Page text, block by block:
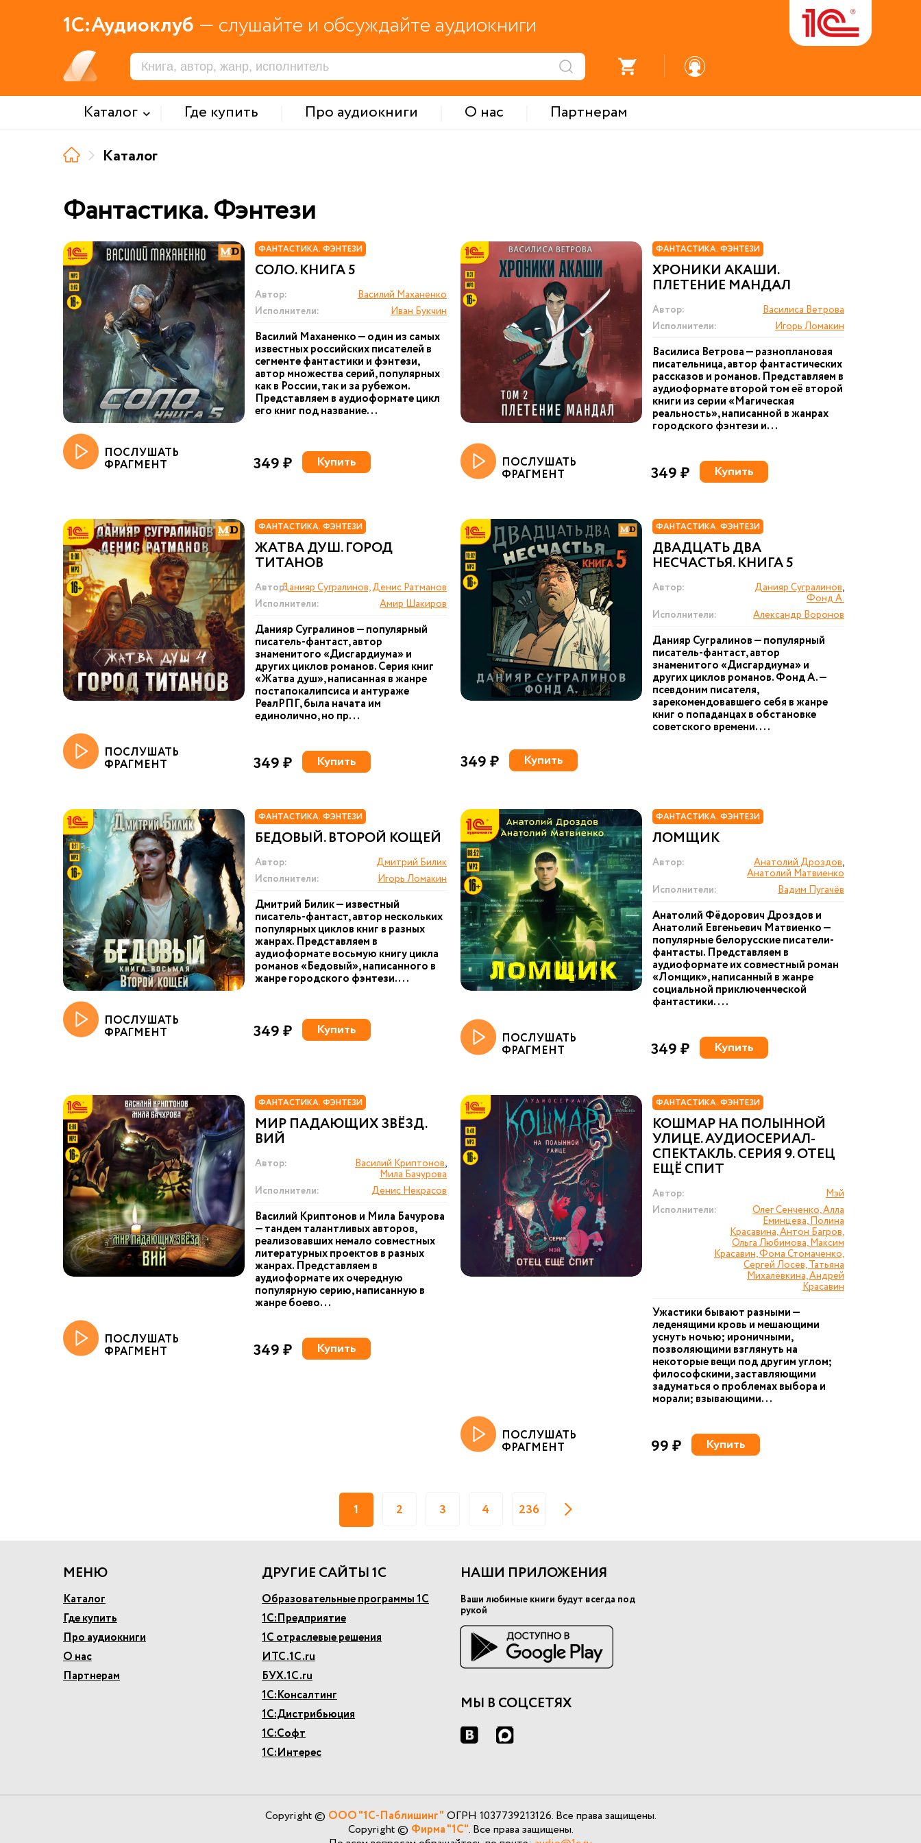
1С:Аудиоклуб — слушайте и обсуждайте аудиокниги
Каталог Где купить Про аудиокниги О нас
Партнерам
Каталог
Фантастика. Фэнтези
ФАНТАСТИКА. ФЭНТЕЗИ
СОЛО. КНИГА 5
Автор:
Василий Маханенко
Исполнители:
Иван Букчин
Василий Маханенко — один из самых
известных российских писателей в
сегменте фантастики и фэнтези,
автор множества серий, популярных
как в России, так и за рубежом.
Представляем в аудиоформате цикл
его книг под название...
ПОСЛУШАТЬ
ФРАГМЕНТ 349 ₽ Купить
ФАНТАСТИКА. ФЭНТЕЗИ
ХРОНИКИ АКАШИ.
ПЛЕТЕНИЕ МАНДАЛ
Автор:
Василиса Ветрова
Исполнители:
Игорь Ломакин
Василиса Ветрова — разноплановая
писательница, автор фантастических
рассказов и романов. Представляем в
аудиоформате второй том её второй
книги из серии «Магическая
реальность», написанной в жанрах
городского фэнтези и...
ПОСЛУШАТЬ
ФРАГМЕНТ 349 ₽ Купить
ФАНТАСТИКА. ФЭНТЕЗИ
ЖАТВА ДУШ. ГОРОД
ТИТАНОВ
Автор:Данияр Сугралинов, Денис Ратманов
Исполнители:
Амир Шакиров
Данияр Сугралинов — популярный
писатель-фантаст, автор
знаменитого «Дисгардиума» и
других циклов романов. Серия книг
«Жатва душ», написанная в жанре
постапокалипсиса и антураже
РеалРПГ, была начата им
единолично, но пр...
ПОСЛУШАТЬ
ФРАГМЕНТ 349 ₽ Купить
ФАНТАСТИКА. ФЭНТЕЗИ
ДВАДЦАТЬ ДВА
НЕСЧАСТЬЯ. КНИГА 5
Автор: Данияр Сугралинов,
Фонд А.
Исполнители:
Александр Воронов
Данияр Сугралинов — популярный
писатель-фантаст, автор
знаменитого «Дисгардиума» и
других циклов романов. Фонд А. —
псевдоним писателя,
зарекомендовавшего себя в жанре
книг о попаданцах в обстановке
советского времени....
349 ₽ Купить
ФАНТАСТИКА. ФЭНТЕЗИ
БЕДОВЫЙ. ВТОРОЙ КОЩЕЙ
Автор:
Дмитрий Билик
Исполнители:
Игорь Ломакин
Дмитрий Билик — известный
писатель-фантаст, автор нескольких
популярных циклов книг в разных
жанрах. Представляем в
аудиоформате восьмую книгу цикла
романов «Бедовый», написанного в
жанре городского фэнтези. ...
ПОСЛУШАТЬ
ФРАГМЕНТ 349 ₽ Купить
ФАНТАСТИКА. ФЭНТЕЗИ
ЛОМЩИК
Автор: Анатолий Дроздов,
Анатолий Матвиенко
Исполнители:
Вадим Пугачёв
Анатолий Фёдорович Дроздов и
Анатолий Евгеньевич Матвиенко —
популярные белорусские писатели-
фантасты. Представляем в
аудиоформате их совместный роман
«Ломщик», написанный в жанре
социальной приключенческой
фантастики....
ПОСЛУШАТЬ
ФРАГМЕНТ 349 ₽ Купить
ФАНТАСТИКА. ФЭНТЕЗИ
МИР ПАДАЮЩИХ ЗВЁЗД.
ВИЙ
Автор: Василий Криптонов,
Мила Бачурова
Исполнители:
Денис Некрасов
Василий Криптонов и Мила Бачурова
— тандем талантливых авторов,
реализовавших немало совместных
литературных проектов в разных
жанрах. Представляем в
аудиоформате их очередную
популярную серию, написанную в
жанре боево...
ПОСЛУШАТЬ
ФРАГМЕНТ 349 ₽ Купить
ФАНТАСТИКА. ФЭНТЕЗИ
КОШМАР НА ПОЛЫННОЙ
УЛИЦЕ. АУДИОСЕРИАЛ-
СПЕКТАКЛЬ. СЕРИЯ 9. ОТЕЦ
ЕЩЁ СПИТ
Автор:
Мэй
Исполнители:
Олег Сенченко, Алла
Еминцева, Полина
Красавина, Антон Багров,
Ольга Любимова, Максим
Красавин, Фома Стомаченко,
Сергей Лосев, Татьяна
Михалёвкина, Андрей
Красавин
Ужастики бывают разными —
леденящими кровь и мешающими
уснуть ночью; ироничными,
позволяющими взглянуть на
некоторые вещи под другим углом;
философскими, заставляющими
задуматься о проблемах выбора и
морали; взывающими...
ПОСЛУШАТЬ
ФРАГМЕНТ 99 ₽ Купить
1 2 3 4 236
МЕНЮ
Каталог
Где купить
Про аудиокниги
О нас
Партнерам
ДРУГИЕ САЙТЫ 1С
Образовательные программы 1С
1С:Предприятие
1С отраслевые решения
ИТС.1С.ru
БУХ.1С.ru
1С:Консалтинг
1С:Дистрибьюция
1С:Софт
1С:Интерес
НАШИ ПРИЛОЖЕНИЯ
Ваши любимые книги будут всегда под
рукой
МЫ В СОЦСЕТЯХ
Copyright © ООО "1С-Паблишинг" ОГРН 1037739213126. Все права защищены.
Copyright © Фирма "1С". Все права защищены.